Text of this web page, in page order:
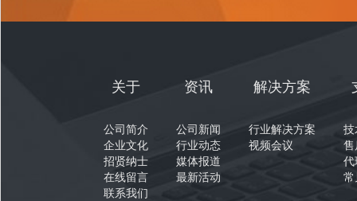
关于
公司简介
企业文化
招贤纳士
在线留言
联系我们
资讯
公司新闻
行业动态
媒体报道
最新活动
解决方案
行业解决方案
视频会议
技
售
代
常